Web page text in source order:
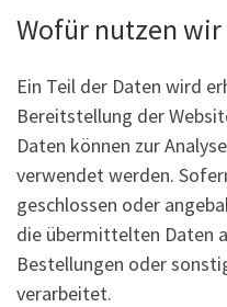
Wofür nutzen wir
Ein Teil der Daten wird
Bereitstellung der
Daten können zur
verwendet werden.
geschlossen oder
die übermittelten Daten
Bestellungen oder
verarbeitet.